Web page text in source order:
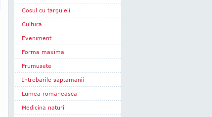
Cosul cu targuieli
Cultura
Eveniment
Forma maxima
Frumusete
Intrebarile saptamanii
Lumea romaneasca
Medicina naturii